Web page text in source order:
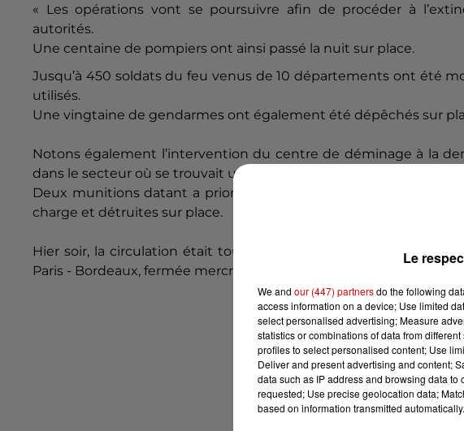
« Les opérations vont se poursuivre afin de procéder à
autorités.
Une centaine de pompiers ont ainsi passé la nuit sur place.
Jusqu’à 450 soldats du feu venus de 10 départements ont été
utilisés.
Une vingtaine de gendarmes ont également été dépêchés sur
Notons également l’intervention du centre de déminage à la
dans le secteur où se trouvait un ancien camp militaire.
Deux munitions datant a priori de la Seconde guerre mondiale
charge et détruites sur place.
Hier soir, la circulation était toujours interrompue sur les routes
Paris - Bordeaux, fermée mercredi par précaution, a été rouverte à
Le
We and our (447) partnersdo the following
access information on a device; Use limited
select personalised advertising; Measure
statistics or combinations of data from
profiles to select personalised content; Use
Deliver and present advertising and content;
data such as IP address and browsing data
requested; Use precise geolocation data;
based on information transmitted automatically.